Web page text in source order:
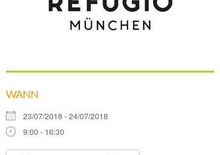
WANN
23/07/2018 - 24/07/2018
9:00 - 16:30